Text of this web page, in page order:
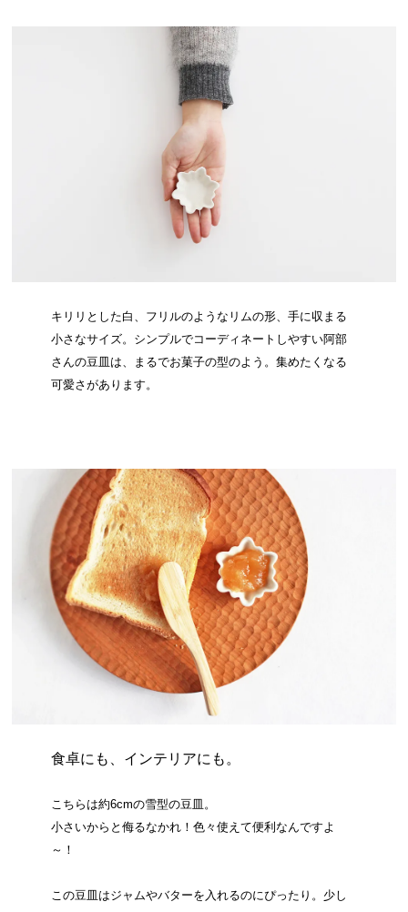
キリリとした白、フリルのようなリムの形、手に収まる
小さなサイズ。シンプルでコーディネートしやすい阿部
さんの豆皿は、まるでお菓子の型のよう。集めたくなる
可愛さがあります。
食卓にも、インテリアにも。
こちらは約6cmの雪型の豆皿。
小さいからと侮るなかれ！色々使えて便利なんですよ
～！
この豆皿はジャムやバターを入れるのにぴったり。少し